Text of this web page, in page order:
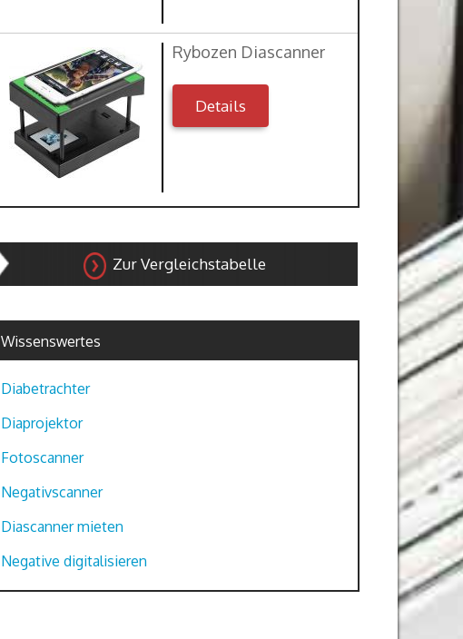
Rybozen Diascanner
Details
Zur Vergleichstabelle
Wissenswertes
Diabetrachter
Diaprojektor
Fotoscanner
Negativscanner
Diascanner mieten
Negative digitalisieren